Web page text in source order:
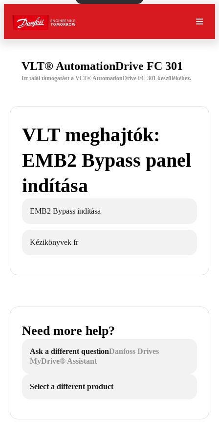
VLT® AutomationDrive FC 301
Itt talál támogatást a VLT® AutomationDrive FC 301 készülékéhez.
VLT meghajtók:
EMB2 Bypass panel
indítása
EMB2 Bypass indítása
Kézikönyvek fr
Need more help?
Ask a different questionDanfoss Drives
MyDrive® Assistant
Select a different product